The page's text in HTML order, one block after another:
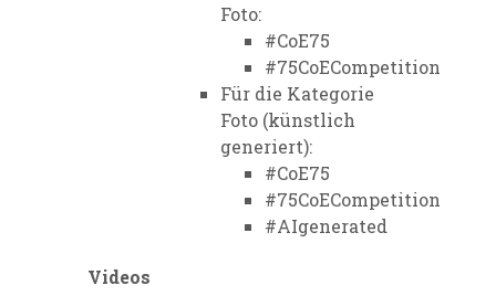
Foto:
#CoE75
#75CoECompetition
Für die Kategorie
Foto (künstlich
generiert):
#CoE75
#75CoECompetition
#AIgenerated
Videos